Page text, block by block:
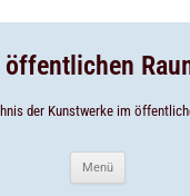
der Kunstwerke im
Menü